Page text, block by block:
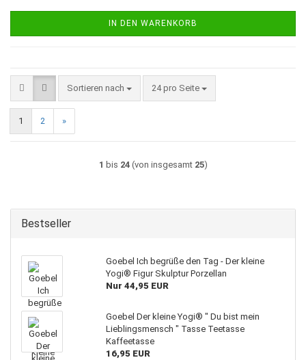
IN DEN WARENKORB
Sortieren nach
Sortieren nach 24 pro Seite
pro Seite
1 2 »
1 bis 24(von insgesamt 25)
Bestseller
Goebel Ich begrüße den Tag - Der kleine
Yogi® Figur Skulptur Porzellan
Nur 44,95 EUR
Goebel Der kleine Yogi® " Du bist mein
Lieblingsmensch " Tasse Teetasse
Kaffeetasse
16,95 EUR